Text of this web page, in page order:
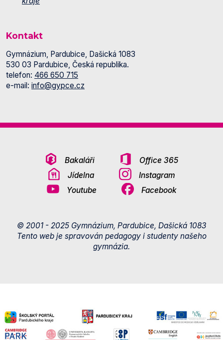
Kontakt
Gymnázium, Pardubice, Dašická 1083
530 03 Pardubice, Česká republika.
telefon: 466 650 715
e-mail: info@gypce.cz
Bakaláři
Office 365
Jídelna
Instagram
Youtube
Facebook
© 2001 - 2025 Gymnázium, Pardubice, Dašická 1083
Tento web je spravován pedagogy i studenty našeho
gymnázia.